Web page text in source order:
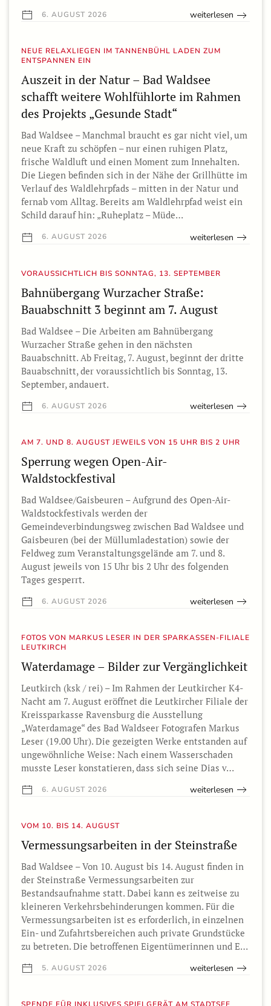
6. AUGUST 2026 weiterlesen
NEUE RELAXLIEGEN IM TANNENBÜHL LADEN ZUM
ENTSPANNEN EIN
Auszeit in der Natur – Bad Waldsee
schafft weitere Wohlfühlorte im Rahmen
des Projekts „Gesunde Stadt“
Bad Waldsee – Manchmal braucht es gar nicht viel, um
neue Kraft zu schöpfen – nur einen ruhigen Platz,
frische Waldluft und einen Moment zum Innehalten.
Die Liegen befinden sich in der Nähe der Grillhütte im
Verlauf des Waldlehrpfads – mitten in der Natur und
fernab vom Alltag. Bereits am Waldlehrpfad weist ein
Schild darauf hin: „Ruheplatz – Müde…
6. AUGUST 2026 weiterlesen
VORAUSSICHTLICH BIS SONNTAG, 13. SEPTEMBER
Bahnübergang Wurzacher Straße:
Bauabschnitt 3 beginnt am 7. August
Bad Waldsee – Die Arbeiten am Bahnübergang
Wurzacher Straße gehen in den nächsten
Bauabschnitt. Ab Freitag, 7. August, beginnt der dritte
Bauabschnitt, der voraussichtlich bis Sonntag, 13.
September, andauert.
6. AUGUST 2026 weiterlesen
AM 7. UND 8. AUGUST JEWEILS VON 15 UHR BIS 2 UHR
Sperrung wegen Open-Air-
Waldstockfestival
Bad Waldsee/Gaisbeuren – Aufgrund des Open-Air-
Waldstockfestivals werden der
Gemeindeverbindungsweg zwischen Bad Waldsee und
Gaisbeuren (bei der Müllumladestation) sowie der
Feldweg zum Veranstaltungsgelände am 7. und 8.
August jeweils von 15 Uhr bis 2 Uhr des folgenden
Tages gesperrt.
6. AUGUST 2026 weiterlesen
FOTOS VON MARKUS LESER IN DER SPARKASSEN-FILIALE
LEUTKIRCH
Waterdamage – Bilder zur Vergänglichkeit
Leutkirch (ksk / rei) – Im Rahmen der Leutkircher K4-
Nacht am 7. August eröffnet die Leutkircher Filiale der
Kreissparkasse Ravensburg die Ausstellung
„Waterdamage“ des Bad Waldseer Fotografen Markus
Leser (19.00 Uhr). Die gezeigten Werke entstanden auf
ungewöhnliche Weise: Nach einem Wasserschaden
musste Leser konstatieren, dass sich seine Dias v…
6. AUGUST 2026 weiterlesen
VOM 10. BIS 14. AUGUST
Vermessungsarbeiten in der Steinstraße
Bad Waldsee – Von 10. August bis 14. August finden in
der Steinstraße Vermessungsarbeiten zur
Bestandsaufnahme statt. Dabei kann es zeitweise zu
kleineren Verkehrsbehinderungen kommen. Für die
Vermessungsarbeiten ist es erforderlich, in einzelnen
Ein- und Zufahrtsbereichen auch private Grundstücke
zu betreten. Die betroffenen Eigentümerinnen und E…
5. AUGUST 2026 weiterlesen